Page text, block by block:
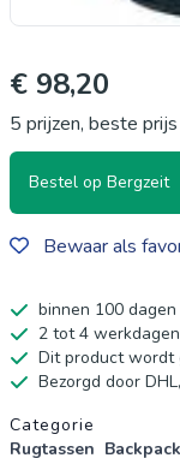
€ 98,20
5 prijzen, beste
Bestel op Bergzeit
Bewaar als
binnen 100
2 tot 4 werkdagen
Dit product wordt
Bezorgd door
Categorie
Rugtassen